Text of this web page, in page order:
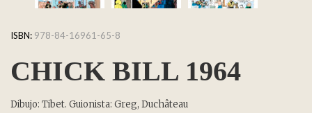
ISBN: 978-84-16961-65-8
CHICK BILL 1964
Dibujo: Tibet. Guionista: Greg, Duchâteau